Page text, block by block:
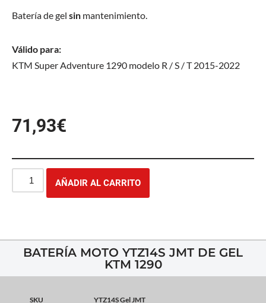
Batería de gel sin mantenimiento.
Válido para:
KTM Super Adventure 1290 modelo R / S / T 2015-2022
71,93€
AÑADIR AL CARRITO
BATERÍA MOTO YTZ14S JMT DE GEL
KTM 1290
SKU
YTZ14S Gel JMT